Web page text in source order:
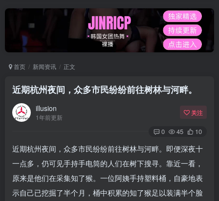
首页 新闻资讯 正文
近期杭州夜间，众多市民纷纷前往树林与河畔。
illusion
1年前更新
关注
0 45 10
近期杭州夜间，众多市民纷纷前往树林与河畔。即便深夜十
一点多，仍可见手持手电筒的人们在树下搜寻。靠近一看，
原来是他们在采集知了猴。一位阿姨手持塑料桶，自豪地表
示自己已挖掘了半个月，桶中积累的知了猴足以装满半个脸